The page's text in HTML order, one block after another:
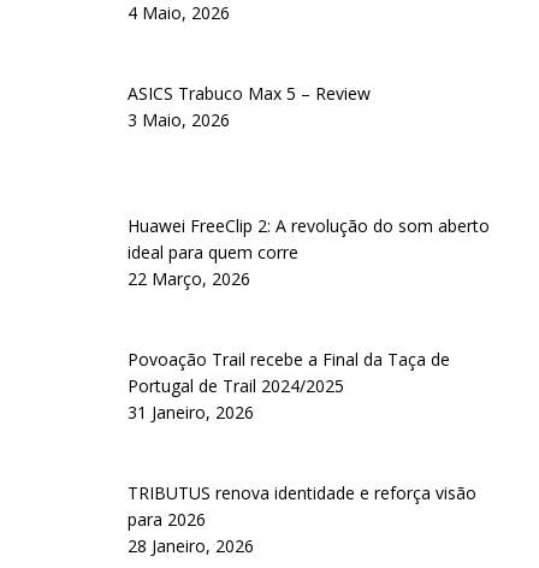
4 Maio, 2026
ASICS Trabuco Max 5 – Review
3 Maio, 2026
Huawei FreeClip 2: A revolução do som aberto
ideal para quem corre
22 Março, 2026
Povoação Trail recebe a Final da Taça de
Portugal de Trail 2024/2025
31 Janeiro, 2026
TRIBUTUS renova identidade e reforça visão
para 2026
28 Janeiro, 2026